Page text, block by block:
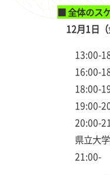
■ 全体のス
12月1日（
13:00-
16:00-
18:00-
19:00-
20:00-
県立大学